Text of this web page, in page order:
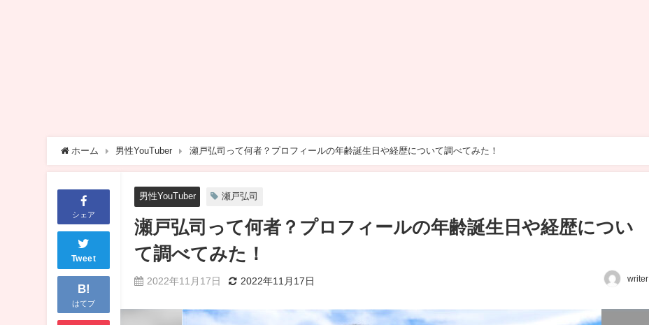
ホーム 男性YouTuber 瀬戸弘司って何者？プロフィールの年齢誕生日や経歴について調べてみた！
シェア
Tweet
B!
はてブ
男性YouTuber 瀬戸弘司
瀬戸弘司って何者？プロフィールの年齢誕生日や経歴につい
て調べてみた！
2022年11月17日 2022年11月17日 writer